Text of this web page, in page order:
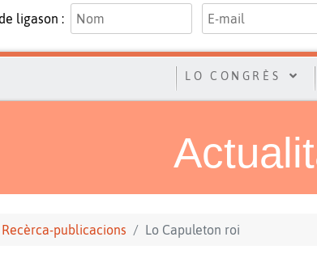
ligason :
LO CONGRÈS
Recèrca-publicacions Lo Capuleton roi